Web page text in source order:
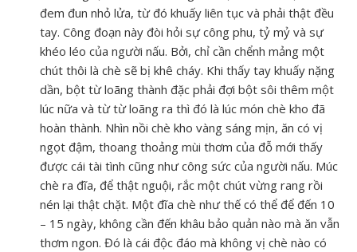
đem đun nhỏ lửa, từ đó khuấy liên tục và phải thật đều
tay. Công đoạn này đòi hỏi sự công phu, tỷ mỷ và sự
khéo léo của người nấu. Bởi, chỉ cần chểnh mảng một
chút thôi là chè sẽ bị khê cháy. Khi thấy tay khuấy nặng
dần, bột từ loãng thành đặc phải đợi bột sôi thêm một
lúc nữa và từ từ loãng ra thì đó là lúc món chè kho đã
hoàn thành. Nhìn nồi chè kho vàng sáng mịn, ăn có vị
ngọt đậm, thoang thoảng mùi thơm của đỗ mới thấy
được cái tài tình cũng như công sức của người nấu. Múc
chè ra đĩa, để thật nguội, rắc một chút vừng rang rồi
nén lại thật chặt. Một đĩa chè như thế có thể để đến 10
– 15 ngày, không cần đến khâu bảo quản nào mà ăn vẫn
thơm ngon. Đó là cái độc đáo mà không vị chè nào có